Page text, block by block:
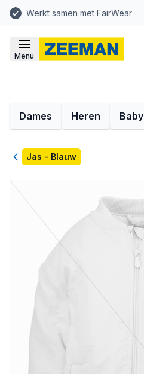
Werkt samen met FairWear
Menu
Dames Heren Baby
TerugJas - Blauw